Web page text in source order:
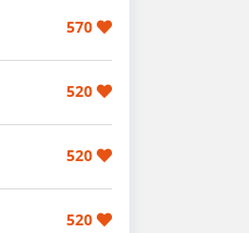
570
520
520
520